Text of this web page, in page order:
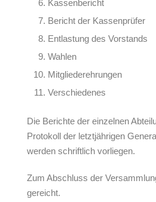
Kassenbericht
Bericht der Kassenprüfer
Entlastung des Vorstands
Wahlen
Mitgliederehrungen
Verschiedenes
Die Berichte der einzelnen
Protokoll der letztjährigen
werden schriftlich vorliegen.
Zum Abschluss der
gereicht.